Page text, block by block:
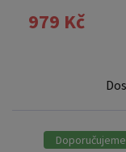
979 Kč
Doporučujeme